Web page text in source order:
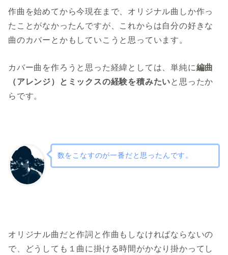
作曲を始めてから今現在まで、オリジナル曲しか作っ
たことがなかったんですが、これからは自分の好きな
曲のカバーとかもしていこうと思っています。
カバー曲を作ろうと思った経緯としては、単純に編曲
（アレンジ）とミックスの経験を積みたいと思ったか
らです。
数をこなすのが一番だと思ったんです。
オリジナル曲だと作詞と作曲もしなければならないの
で、どうしても１曲に掛ける時間がかなり掛かってし